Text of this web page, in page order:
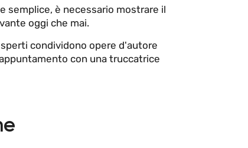
semplice, è necessario mostrare il
oggi che mai.
condividono opere d'autore
con una truccatrice